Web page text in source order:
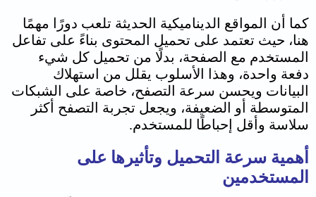
كما أن المواقع الديناميكية الحديثة تلعب دورًا مهمًا
هنا، حيث تعتمد على تحميل المحتوى بناءً على تفاعل
المستخدم مع الصفحة، بدلًا من تحميل كل شيء
دفعة واحدة، وهذا الأسلوب يقلل من استهلاك
البيانات ويحسن سرعة التصفح، خاصة على الشبكات
المتوسطة أو الضعيفة، ويجعل تجربة التصفح أكثر
سلاسة وأقل إحباطًا للمستخدم.
أهمية سرعة التحميل وتأثيرها على
المستخدمين